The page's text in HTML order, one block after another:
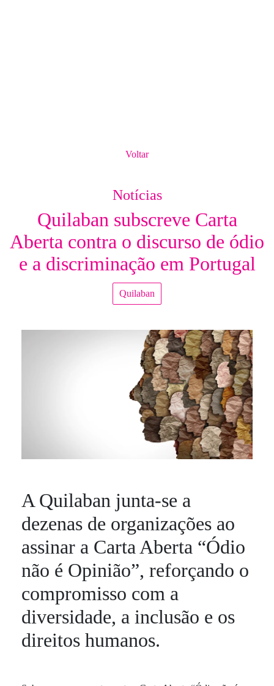
Voltar
Notícias
Quilaban subscreve Carta
Aberta contra o discurso de ódio
e a discriminação em Portugal
Quilaban
A Quilaban junta-se a
dezenas de organizações ao
assinar a Carta Aberta “Ódio
não é Opinião”, reforçando o
compromisso com a
diversidade, a inclusão e os
direitos humanos.